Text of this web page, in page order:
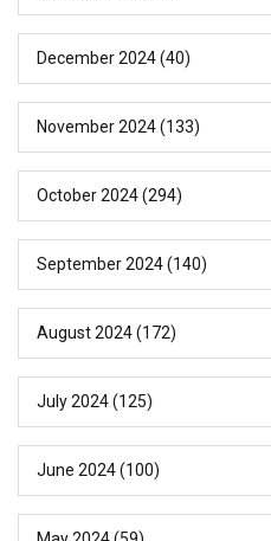
December 2024(40)
November 2024(133)
October 2024(294)
September 2024(140)
August 2024(172)
July 2024(125)
June 2024(100)